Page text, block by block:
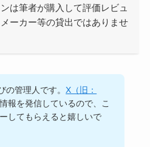
は筆者が購入して評価レビュ
ーカー等の貸出ではありませ
の管理人です。X（旧：
報を発信しているので、こ
してもらえると嬉しいで